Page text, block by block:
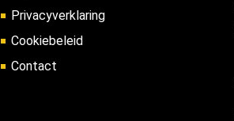
Privacyverklaring
Cookiebeleid
Contact